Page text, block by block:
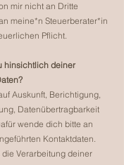
mir nicht an Dritte
meine*n Steuerberater*in
Pflicht.
hinsichtlich deiner
Auskunft, Berichtigung,
Datenübertragbarkeit
wende dich bitte an
Kontaktdaten.
Verarbeitung deiner